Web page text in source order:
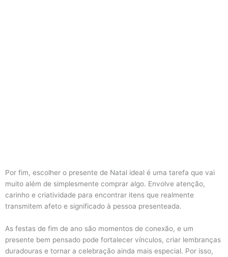
Por fim, escolher o presente de Natal ideal é uma tarefa que vai
muito além de simplesmente comprar algo. Envolve atenção,
carinho e criatividade para encontrar itens que realmente
transmitem afeto e significado à pessoa presenteada.
As festas de fim de ano são momentos de conexão, e um
presente bem pensado pode fortalecer vínculos, criar lembranças
duradouras e tornar a celebração ainda mais especial. Por isso,